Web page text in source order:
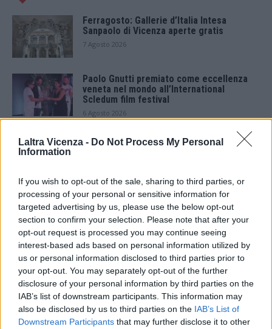
Laltra Vicenza - Do Not Process My Personal
Information
If you wish to opt-out of the sale, sharing to third parties, or
processing of your personal or sensitive information for
targeted advertising by us, please use the below opt-out
section to confirm your selection. Please note that after your
opt-out request is processed you may continue seeing
interest-based ads based on personal information utilized by
us or personal information disclosed to third parties prior to
your opt-out. You may separately opt-out of the further
disclosure of your personal information by third parties on the
IAB’s list of downstream participants. This information may
also be disclosed by us to third parties on the IAB’s List of
Downstream Participants that may further disclose it to other
Ferragosto: Gallerie d’Italia Intesa
Sanpaolo di Vicenza aperte gratis
7 Agosto 2026
Paolo Gnutti premiato come eccellenza
veneta nel mondo all’International
Scledum film festival
6 Agosto 2026
Berici in Festival 2026: a Lonigo “Little
Italy, sulla strada del sogno”
“Teatro in casa”: il 5 agosto il primo
spettacolo a Marano Vicentino con Maria
Celeste Carobene
4 Agosto 2026
Salotti Urbani 2026 al Bixio di Vicenza:
agosto inizia con libri, poesie e musica
3 Agosto 2026
Vicenza, Gallerie d’Italia aperta e gratis
domenica 2 agosto